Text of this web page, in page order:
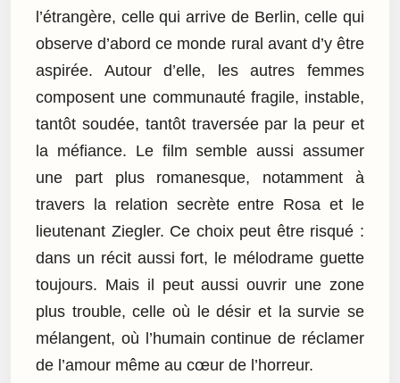
l’étrangère, celle qui arrive de Berlin, celle qui
observe d’abord ce monde rural avant d’y être
aspirée. Autour d’elle, les autres femmes
composent une communauté fragile, instable,
tantôt soudée, tantôt traversée par la peur et
la méfiance. Le film semble aussi assumer
une part plus romanesque, notamment à
travers la relation secrète entre Rosa et le
lieutenant Ziegler. Ce choix peut être risqué :
dans un récit aussi fort, le mélodrame guette
toujours. Mais il peut aussi ouvrir une zone
plus trouble, celle où le désir et la survie se
mélangent, où l’humain continue de réclamer
de l’amour même au cœur de l’horreur.